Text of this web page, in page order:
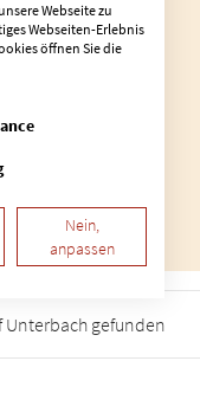
Presser
gefunden
Webseite zu
Webseiten-Erlebnis
öffnen Sie die
Nein,
anpassen